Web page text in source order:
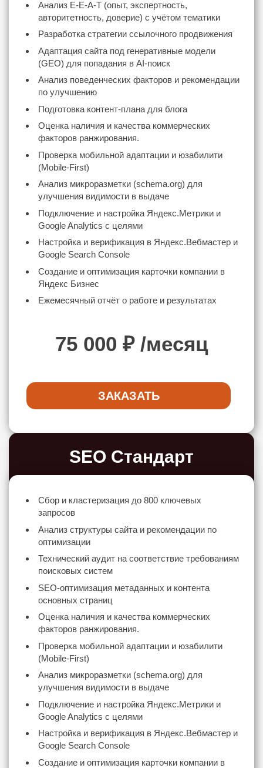
Анализ E-E-A-T (опыт, экспертность,
авторитетность, доверие) с учётом тематики
Разработка стратегии ссылочного продвижения
Адаптация сайта под генеративные модели
(GEO) для попадания в AI-поиск
Анализ поведенческих факторов и рекомендации
по улучшению
Подготовка контент-плана для блога
Оценка наличия и качества коммерческих
факторов ранжирования.
Проверка мобильной адаптации и юзабилити
(Mobile-First)
Анализ микроразметки (schema.org) для
улучшения видимости в выдаче
Подключение и настройка Яндекс.Метрики и
Google Analytics с целями
Настройка и верификация в Яндекс.Вебмастер и
Google Search Console
Создание и оптимизация карточки компании в
Яндекс Бизнес
Ежемесячный отчёт о работе и результатах
75 000 ₽ /месяц
ЗАКАЗАТЬ
SEO Стандарт
Сбор и кластеризация до 800 ключевых
запросов
Анализ структуры сайта и рекомендации по
оптимизации
Технический аудит на соответствие требованиям
поисковых систем
SEO-оптимизация метаданных и контента
основных страниц
Оценка наличия и качества коммерческих
факторов ранжирования.
Проверка мобильной адаптации и юзабилити
(Mobile-First)
Анализ микроразметки (schema.org) для
улучшения видимости в выдаче
Подключение и настройка Яндекс.Метрики и
Google Analytics с целями
Настройка и верификация в Яндекс.Вебмастер и
Google Search Console
Создание и оптимизация карточки компании в